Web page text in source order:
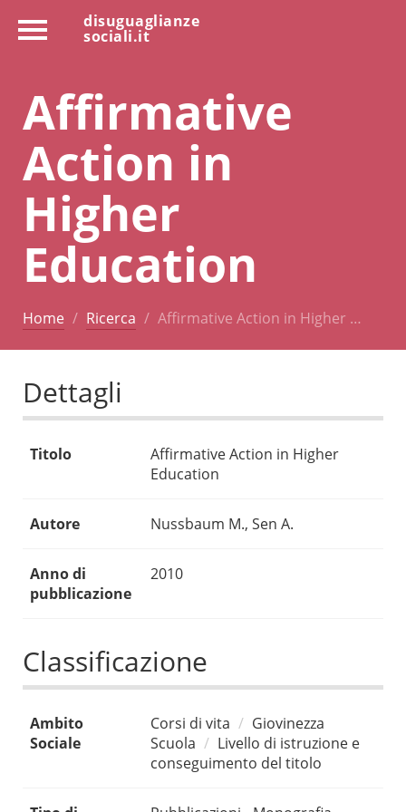
disuguaglianze
sociali.it
Affirmative
Action in
Higher
Education
Home Ricerca Affirmative Action in Higher …
Dettagli
Titolo
Affirmative Action in Higher
Education
Autore Nussbaum M., Sen A.
Anno di
pubblicazione
2010
Classificazione
Ambito
Sociale
Corsi di vita
Giovinezza
Scuola
Livello di istruzione e
conseguimento del titolo